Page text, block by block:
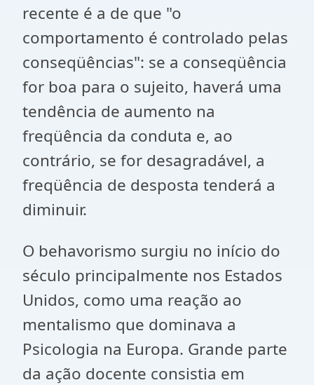
recente é a de que "o
comportamento é controlado pelas
conseqüências": se a conseqüência
for boa para o sujeito, haverá uma
tendência de aumento na
freqüência da conduta e, ao
contrário, se for desagradável, a
freqüência de desposta tenderá a
diminuir.
O behavorismo surgiu no início do
século principalmente nos Estados
Unidos, como uma reação ao
mentalismo que dominava a
Psicologia na Europa. Grande parte
da ação docente consistia em